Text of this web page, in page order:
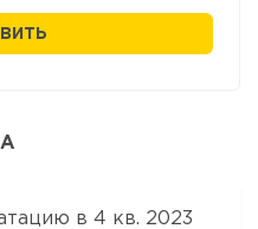
в 4 кв. 2023